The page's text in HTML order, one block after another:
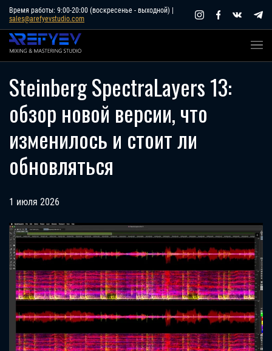
Skip
content
Время работы: 9:00-20:00 (воскресенье - выходной) |
sales@arefyevstudio.com
Steinberg SpectraLayers 13:
обзор новой версии, что
изменилось и стоит ли
обновляться
1 июля 2026